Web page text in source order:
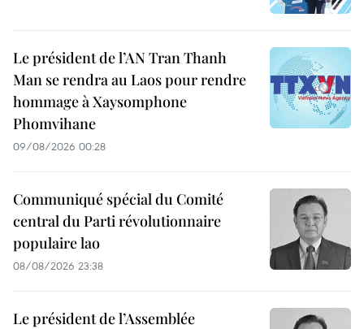
Le président de l’AN Tran Thanh
Man se rendra au Laos pour rendre
hommage à Xaysomphone
Phomvihane
09/08/2026 00:28
Communiqué spécial du Comité
central du Parti révolutionnaire
populaire lao
08/08/2026 23:38
Le président de l’Assemblée